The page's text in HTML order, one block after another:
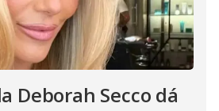
Deborah Secco dá